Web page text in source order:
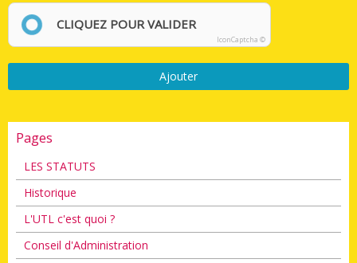
CLIQUEZ POUR VALIDER
IconCaptcha ©
Ajouter
Pages
LES STATUTS
Historique
L'UTL c'est quoi ?
Conseil d'Administration